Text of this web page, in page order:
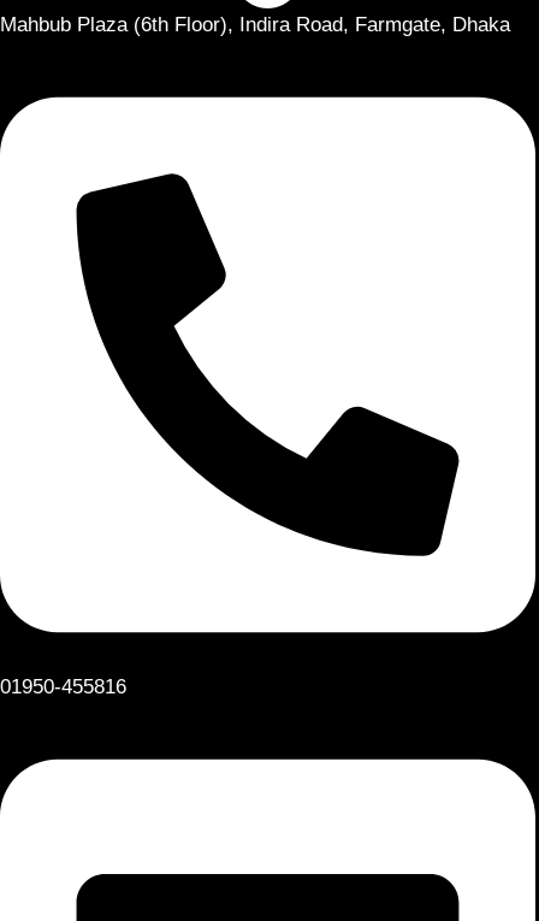
Mahbub Plaza (6th Floor), Indira Road, Farmgate, Dhaka
01950-455816